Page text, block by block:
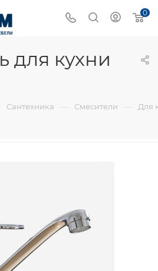
0
для кухни
Сантехника — Смесители — Для